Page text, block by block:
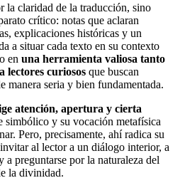
la claridad de la traducción, sino
crítico: notas que aclaran
explicaciones históricas y un
a situar cada texto en su contexto
en una herramienta valiosa tanto
lectores curiosos que buscan
manera seria y bien fundamentada.
atención, apertura y cierta
simbólico y su vocación metafísica
Pero, precisamente, ahí radica su
al lector a un diálogo interior, a
a preguntarse por la naturaleza del
la divinidad.